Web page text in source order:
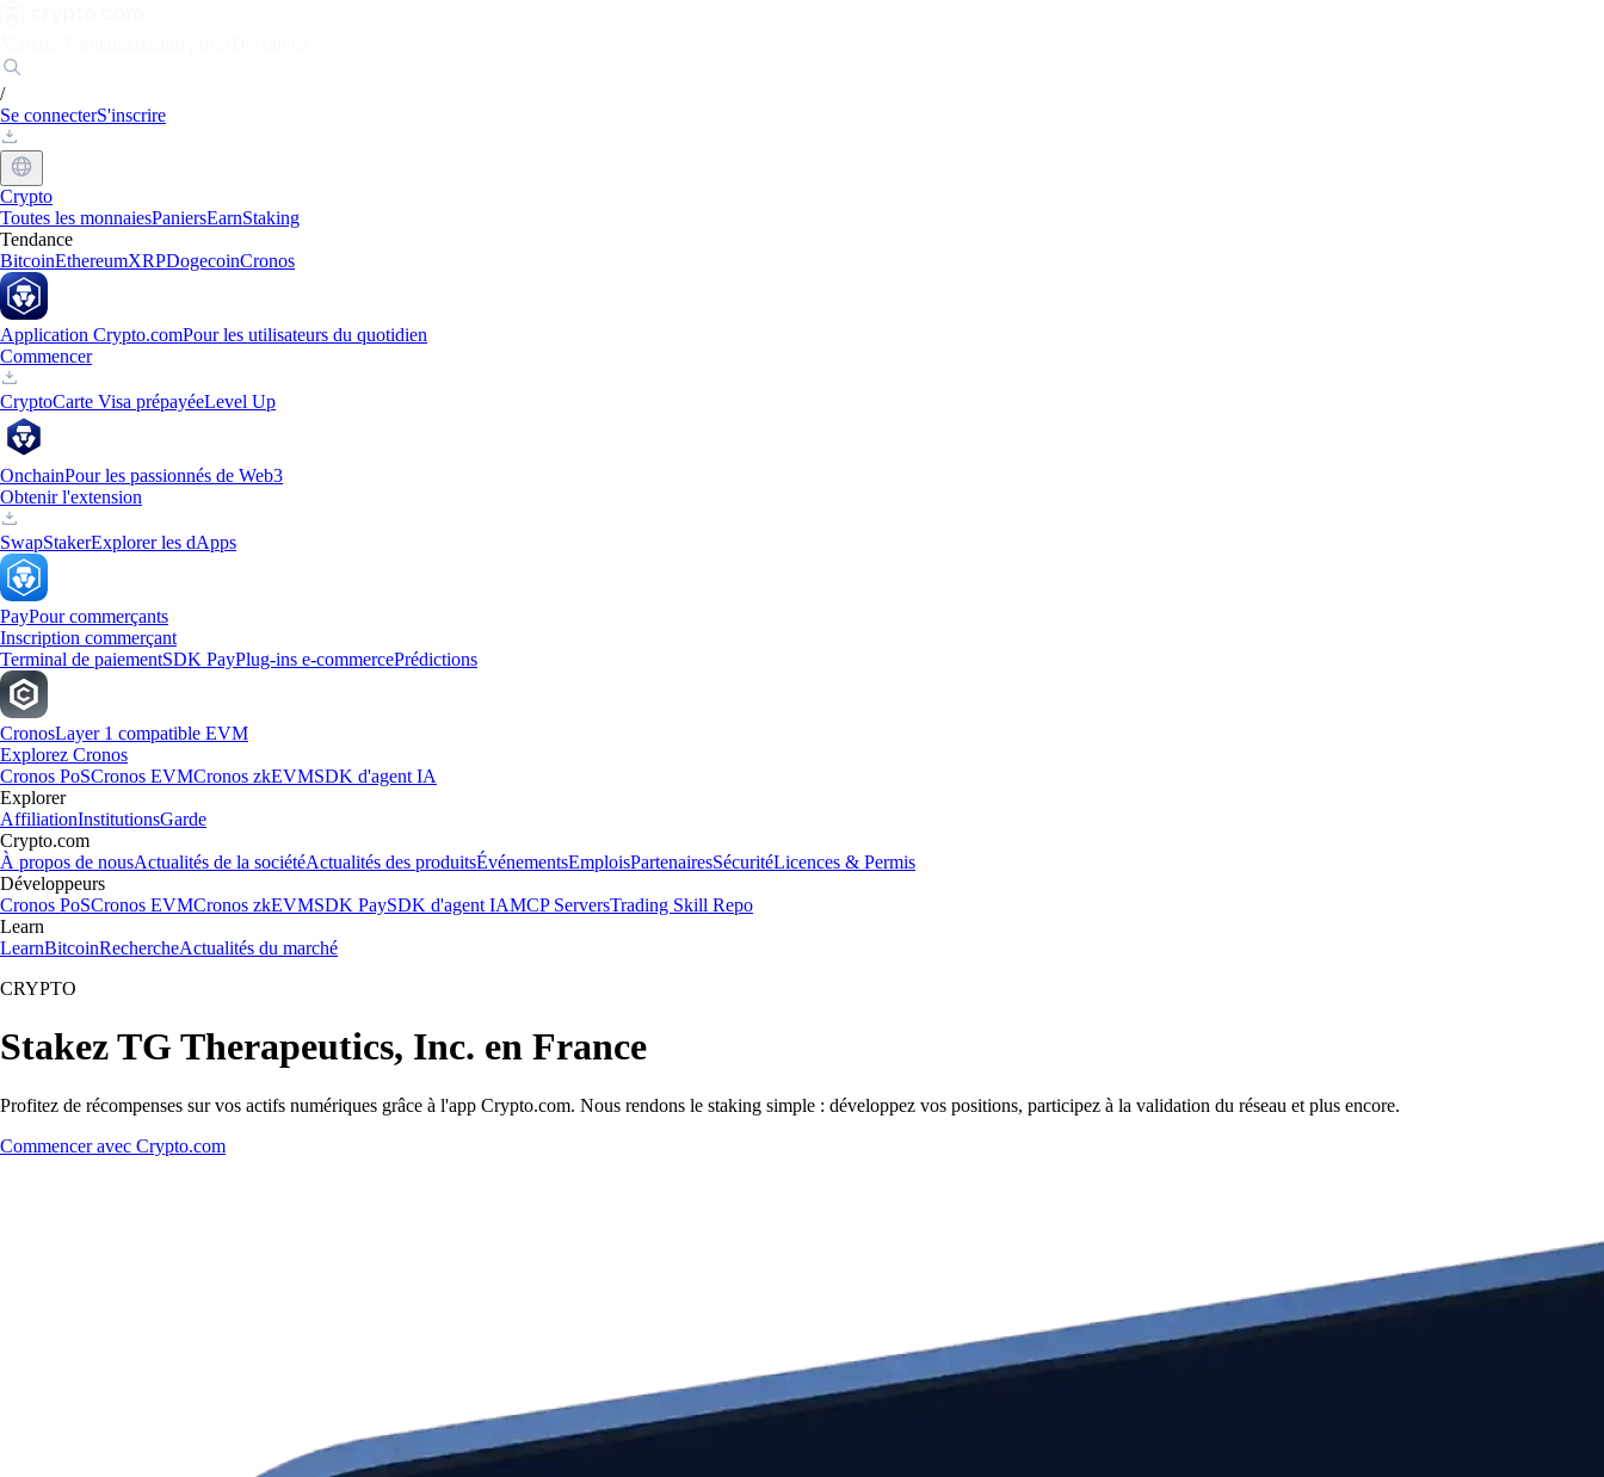
/
Se connecterS'inscrire
Crypto
Toutes les monnaiesPaniersEarnStaking
Tendance
BitcoinEthereumXRPDogecoinCronos
Application Crypto.comPour les utilisateurs du quotidien
Commencer
CryptoCarte Visa prépayéeLevel Up
OnchainPour les passionnés de Web3
Obtenir l'extension
SwapStakerExplorer les dApps
PayPour commerçants
Inscription commerçant
Terminal de paiementSDK PayPlug-ins e-commercePrédictions
CronosLayer 1 compatible EVM
Explorez Cronos
Cronos PoSCronos EVMCronos zkEVMSDK d'agent IA
Explorer
AffiliationInstitutionsGarde
Crypto.com
À propos de nousActualités de la sociétéActualités des produitsÉvénementsEmploisPartenairesSécuritéLicences & Permis
Développeurs
Cronos PoSCronos EVMCronos zkEVMSDK PaySDK d'agent IAMCP ServersTrading Skill Repo
Learn
LearnBitcoinRechercheActualités du marché
CRYPTO
Stakez TG Therapeutics, Inc. en France
Profitez de récompenses sur vos actifs numériques grâce à l'app Crypto.com. Nous rendons le staking simple : développez vos positions, participez à la validation du réseau et plus encore.
Commencer avec Crypto.com